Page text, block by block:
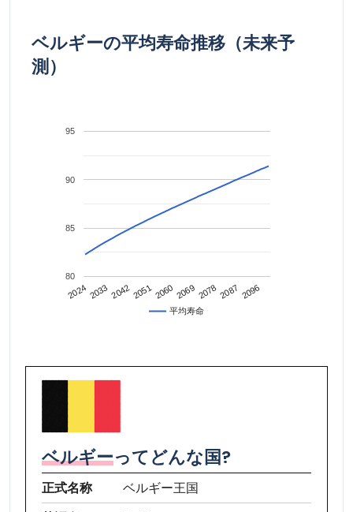
ベルギーの平均寿命推移（未来予
測）
平均寿命
2024 2033204220512060 2069 20782087 2096
80
85
90
95
ベルギーってどんな国?
正式名称
ベルギー王国